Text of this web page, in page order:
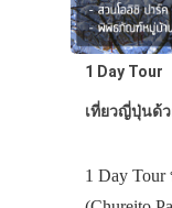
1 Day Tour
เที่ยวญี่ปุ่นด้ว
1 Day